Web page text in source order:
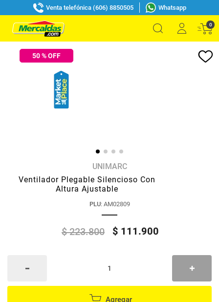
Venta telefónica (606) 8850505 Whatsapp
0
50% OFF
UNIMARC
Ventilador Plegable Silencioso Con
Altura Ajustable
PLU: AM02809
$ 223.800 $ 111.900
Agregar